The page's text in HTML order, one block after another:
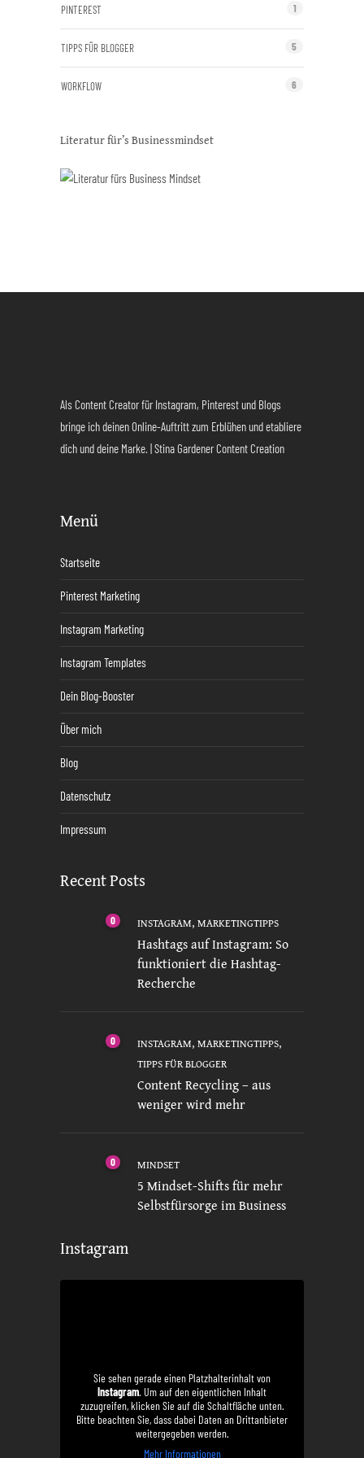
PINTEREST 1
TIPPS FÜR BLOGGER 5
WORKFLOW 6
Literatur für’s Businessmindset
Als Content Creator für Instagram, Pinterest und Blogs
bringe ich deinen Online-Auftritt zum Erblühen und etabliere
dich und deine Marke. | Stina Gardener Content Creation
Menü
Startseite
Pinterest Marketing
Instagram Marketing
Instagram Templates
Dein Blog-Booster
Über mich
Blog
Datenschutz
Impressum
Recent Posts
0 INSTAGRAM, MARKETINGTIPPS
Hashtags auf Instagram: So
funktioniert die Hashtag-
Recherche
0 INSTAGRAM, MARKETINGTIPPS,
TIPPS FÜR BLOGGER
Content Recycling – aus
weniger wird mehr
0 MINDSET
5 Mindset-Shifts für mehr
Selbstfürsorge im Business
Instagram
Sie sehen gerade einen Platzhalterinhalt von
Instagram. Um auf den eigentlichen Inhalt
zuzugreifen, klicken Sie auf die Schaltfläche unten.
Bitte beachten Sie, dass dabei Daten an Drittanbieter
weitergegeben werden.
Mehr Informationen